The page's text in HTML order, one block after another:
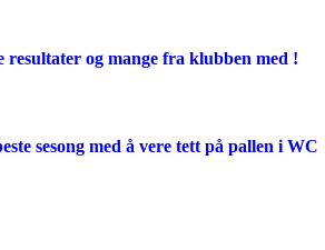
resultater og mange fra klubben med !
sesong med å vere tett på pallen i WC